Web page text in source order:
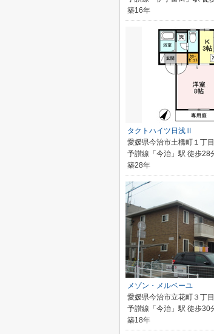
築16年
タクトハイツ日浅Ⅱ
愛媛県今治市土橋町１丁目
予讃線「今治」駅 徒歩28
築28年
メゾン・メルベーユ
愛媛県今治市立花町３丁目
予讃線「今治」駅 徒歩30
築18年